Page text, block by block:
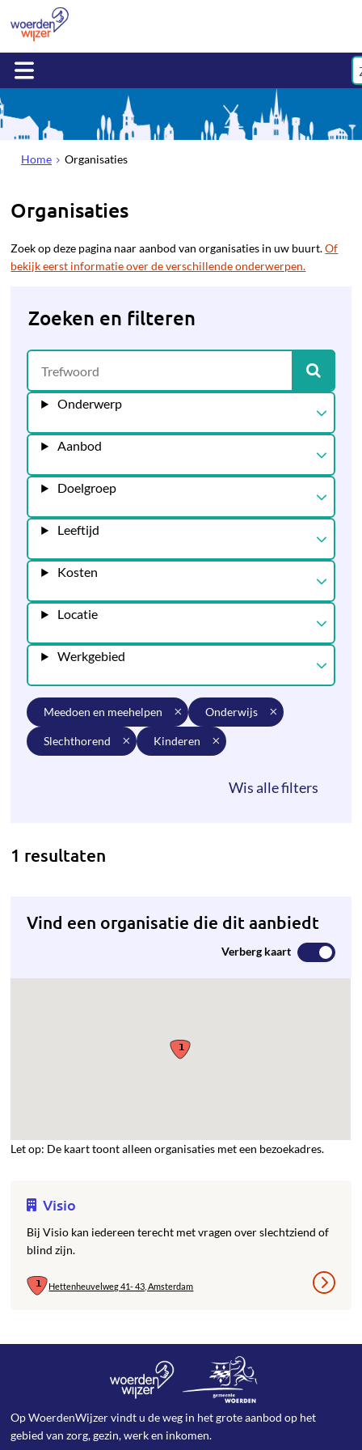
Home Organisaties
Organisaties
Zoek op deze pagina naar aanbod van organisaties in uw buurt.Of
bekijk eerst informatie over de verschillende onderwerpen.
Zoeken en filteren
Onderwerp
Aanbod
Doelgroep
Leeftijd
Kosten
Locatie
Werkgebied
meedoen en meehelpen onderwijs
slechthorend kinderen
1 resultaten
Vind een organisatie die dit aanbiedt
Verberg kaart
Let op: De kaart toont alleen organisaties met een bezoekadres.
Visio
Bij Visio kan iedereen terecht met vragen over slechtziend of
blind zijn.
Hettenheuvelweg 41- 43, Amsterdam
Op WoerdenWijzer vindt u de weg in het grote aanbod op het
gebied van zorg, gezin, werk en inkomen.